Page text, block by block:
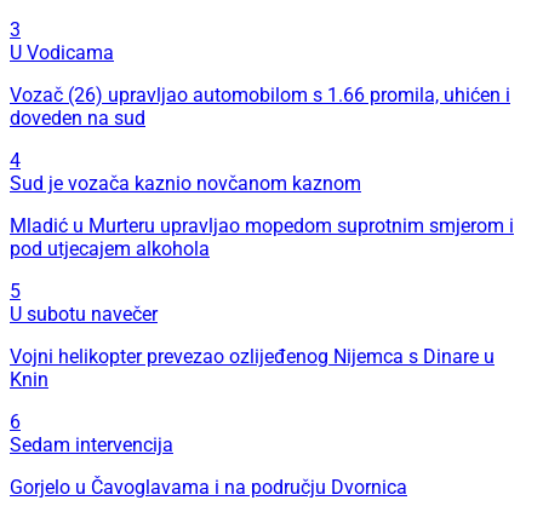
3
U Vodicama
Vozač (26) upravljao automobilom s 1.66 promila, uhićen i
doveden na sud
4
Sud je vozača kaznio novčanom kaznom
Mladić u Murteru upravljao mopedom suprotnim smjerom i
pod utjecajem alkohola
5
U subotu navečer
Vojni helikopter prevezao ozlijeđenog Nijemca s Dinare u
Knin
6
Sedam intervencija
Gorjelo u Čavoglavama i na području Dvornica